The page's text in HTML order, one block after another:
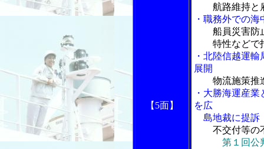
【5面】
航路維持と
・職務外での
船員災害防
特性などで
・北陸信越運
展開
物流施策推
・大勝海運産
を広
島地裁に提訴
不交付等の不
第１回公